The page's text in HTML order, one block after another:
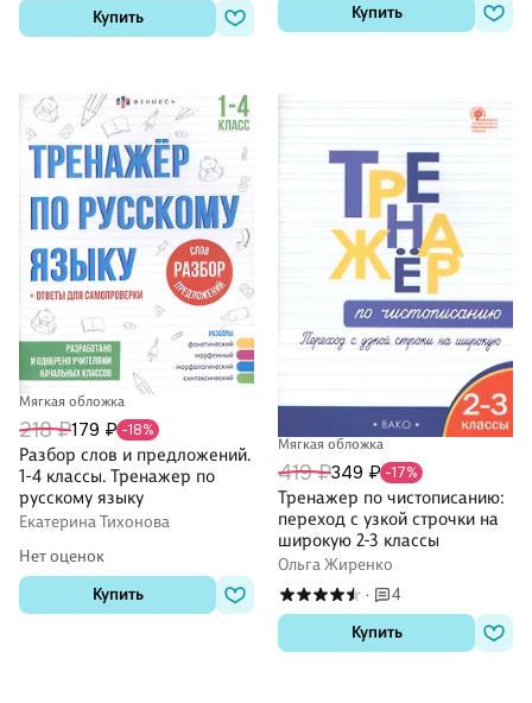
Купить Купить
Мягкая обложка
218 ₽179 ₽ -18%
Разбор слов и предложений.
1-4 классы. Тренажер по
русскому языку
Екатерина Тихонова
Нет оценок
Купить
Мягкая обложка
419 ₽349 ₽ -17%
Тренажер по чистописанию:
переход с узкой строчки на
широкую 2-3 классы
Ольга Жиренко
·
4
Купить